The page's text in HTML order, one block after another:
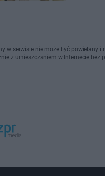
w serwisie nie może być powielany
z umieszczaniem w Internecie